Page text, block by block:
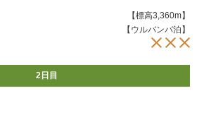
【標高3,360m】
【ウルバンバ泊】
2日目